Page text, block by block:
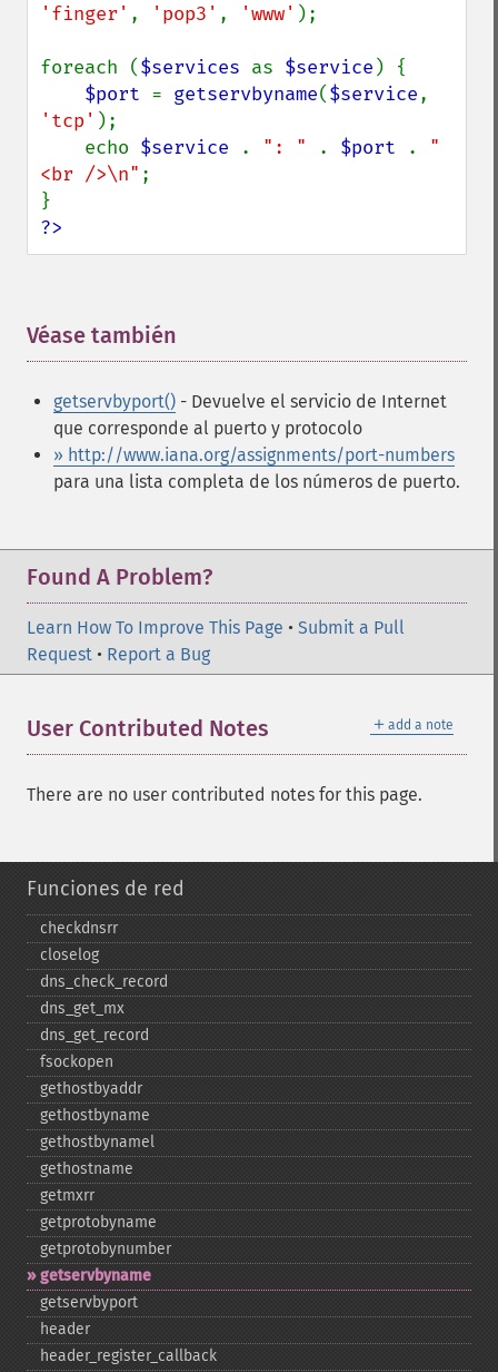
'finger' , 'pop3' , 'www' );
foreach ($services as $service ) {
$port = getservbyname($service
'tcp' );
    echo
$service . ": " . $port . "
<br />\n" ;
?>
Véase también
getservbyport() - Devuelve el servicio de Internet
que corresponde al puerto y protocolo
» http://www.iana.org/assignments/port-numbers
para una lista completa de los números de puerto.
Found A Problem?
Learn How To Improve This Page • Submit a Pull
Request • Report a Bug
＋ add a note
User Contributed Notes
There are no user contributed notes for this page.
Funciones de red
checkdnsrr
closelog
dns_​check_​record
dns_​get_​mx
dns_​get_​record
fsockopen
gethostbyaddr
gethostbyname
gethostbynamel
gethostname
getmxrr
getprotobyname
getprotobynumber
getservbyname
getservbyport
header
header_​register_​callback